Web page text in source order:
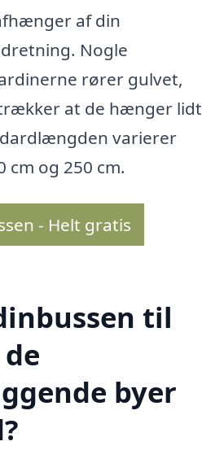
af din
Nogle
rører gulvet,
at de hænger lidt
varierer
cm og 250 cm.
- Helt gratis
til
byer